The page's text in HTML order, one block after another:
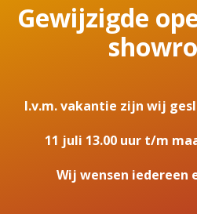
Gewijzigde
I.v.m. vakantie zijn wij
11 juli 13.00 uur t/m
Wij wensen iedereen